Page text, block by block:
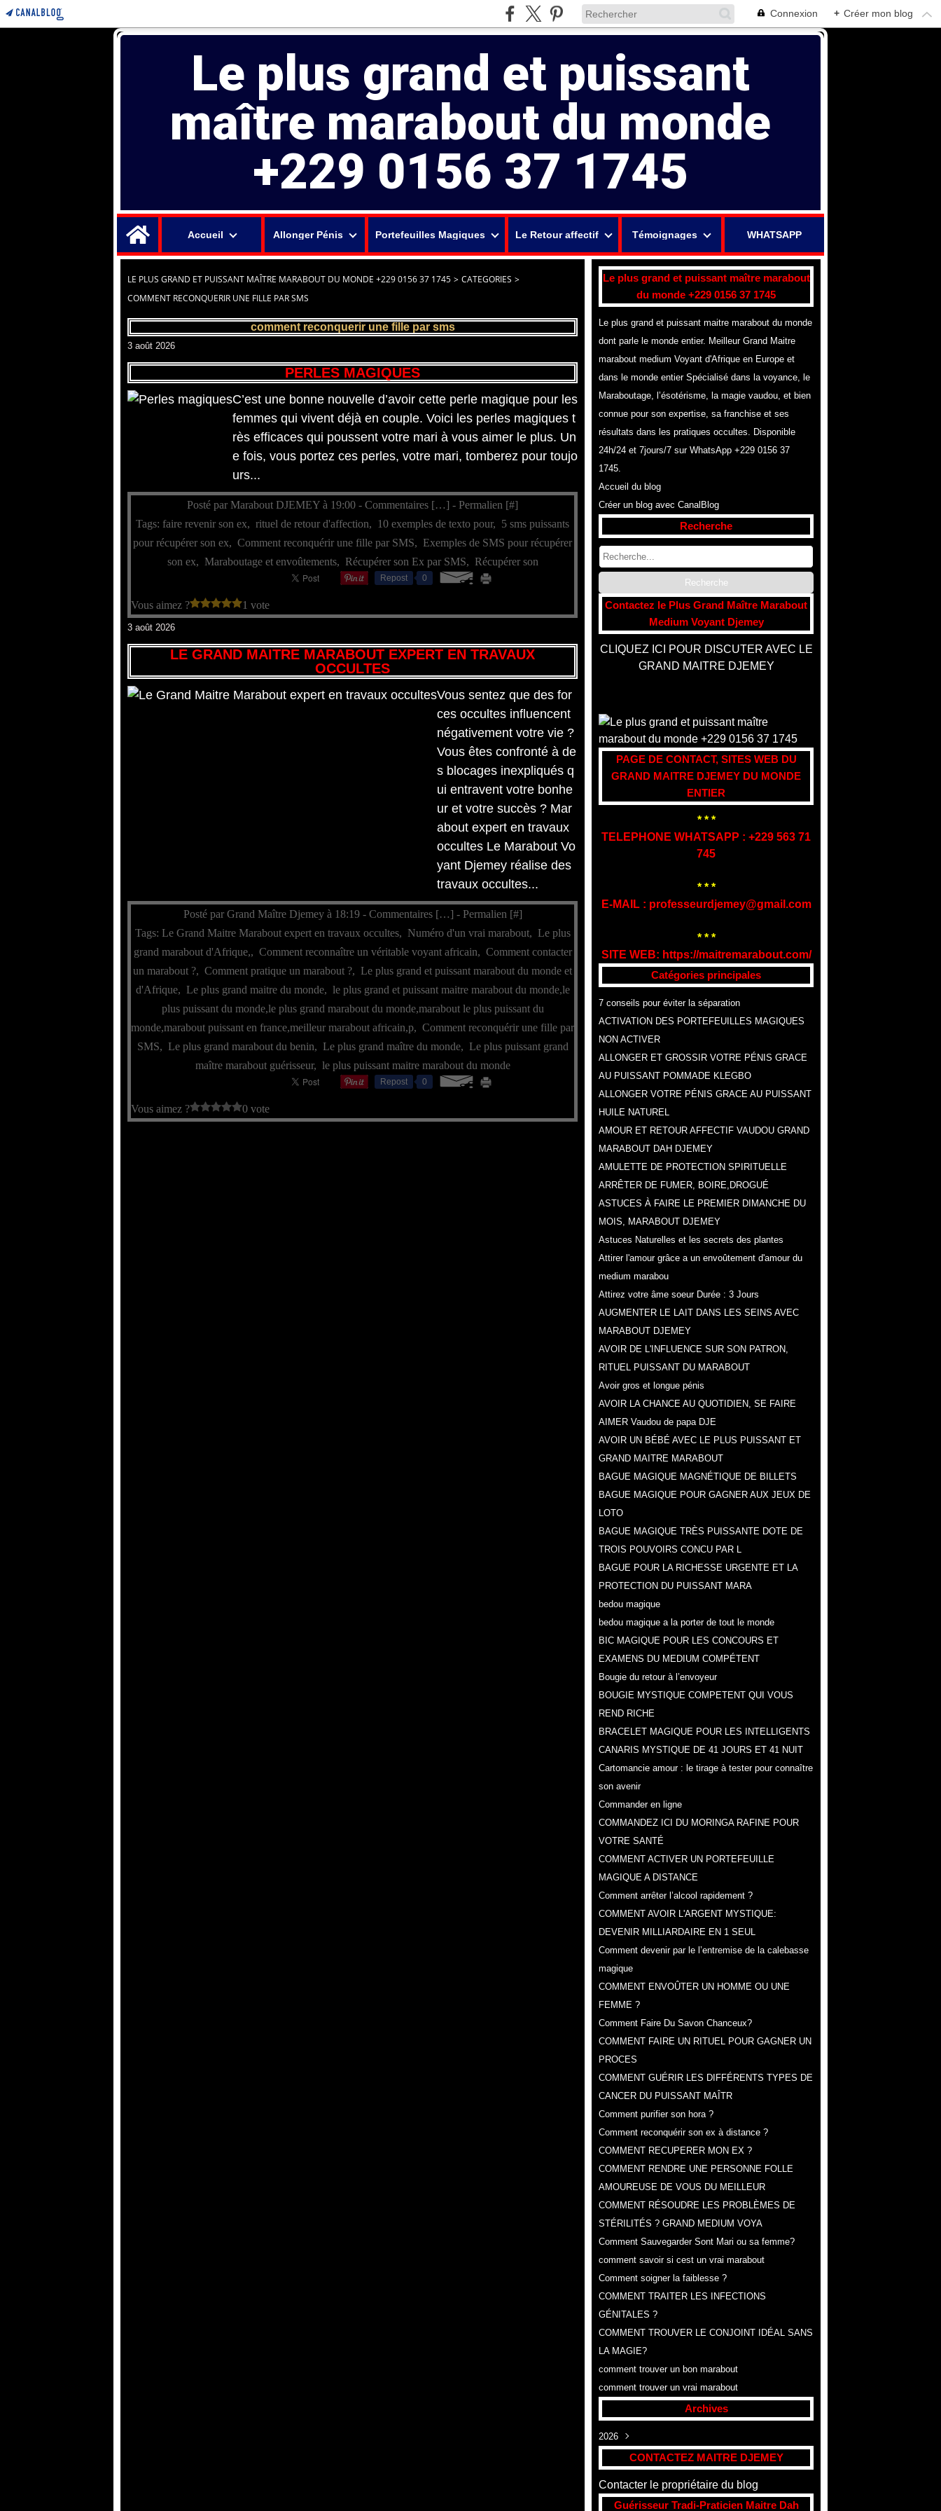
Connexion + Créer mon blog
Le plus grand et puissant
maître marabout du monde
+229 0156 37 1745
Accueil
Allonger Pénis Portefeuilles Magiques Le Retour affectif Témoignages WHATSAPP
LE PLUS GRAND ET PUISSANT MAÎTRE MARABOUT DU MONDE +229 0156 37 1745 > CATEGORIES >
COMMENT RECONQUERIR UNE FILLE PAR SMS
comment reconquerir une fille par sms
3 août 2026
PERLES MAGIQUES
C’est une bonne nouvelle d’avoir cette perle magique pour les
femmes qui vivent déjà en couple. Voici les perles magiques t
rès efficaces qui poussent votre mari à vous aimer le plus. Un
e fois, vous portez ces perles, votre mari, tomberez pour toujo
urs...
Posté par Marabout DJEMEY à 19:00 -Commentaires […] - Permalien [#]
Tags: faire revenir son ex,rituel de retour d'affection, 10 exemples de texto pour, 5 sms puissants
pour récupérer son ex,Comment reconquérir une fille par SMS,Exemples de SMS pour récupérer
son ex, Maraboutage et envoûtements, Récupérer son Ex par SMS, Récupérer son
Repost 0
Vous aimez ? 1 vote
3 août 2026
LE GRAND MAITRE MARABOUT EXPERT EN TRAVAUX
OCCULTES
Vous sentez que des for
ces occultes influencent
négativement votre vie ?
Vous êtes confronté à de
s blocages inexpliqués q
ui entravent votre bonhe
ur et votre succès ? Mar
about expert en travaux
occultes Le Marabout Vo
yant Djemey réalise des
travaux occultes...
Posté par Grand Maître Djemey à 18:19 - Commentaires […] - Permalien [#]
Tags: Le Grand Maitre Marabout expert en travaux occultes, Numéro d'un vrai marabout, Le plus
grand marabout d'Afrique,, Comment reconnaître un véritable voyant africain, Comment contacter
un marabout ?,Comment pratique un marabout ?,Le plus grand et puissant marabout du monde et
d'Afrique, Le plus grand maitre du monde, le plus grand et puissant maitre marabout du monde,le
plus puissant du monde,le plus grand marabout du monde,marabout le plus puissant du
monde,marabout puissant en france,meilleur marabout africain,p,Comment reconquérir une fille par
SMS, Le plus grand marabout du benin, Le plus grand maître du monde, Le plus puissant grand
maître marabout guérisseur, le plus puissant maitre marabout du monde
Repost 0
Vous aimez ? 0 vote
Le plus grand et puissant maître marabout
du monde +229 0156 37 1745
Le plus grand et puissant maitre marabout du monde
dont parle le monde entier. Meilleur Grand Maitre
marabout medium Voyant d'Afrique en Europe et
dans le monde entier Spécialisé dans la voyance, le
Maraboutage, l’ésotérisme, la magie vaudou, et bien
connue pour son expertise, sa franchise et ses
résultats dans les pratiques occultes. Disponible
24h/24 et 7jours/7 sur WhatsApp +229 0156 37
1745.
Accueil du blog
Créer un blog avec CanalBlog
Recherche
Contactez le Plus Grand Maître Marabout
Medium Voyant Djemey
CLIQUEZ ICI POUR DISCUTER AVEC LE
GRAND MAITRE DJEMEY
PAGE DE CONTACT, SITES WEB DU
GRAND MAITRE DJEMEY DU MONDE
ENTIER
* * *
TELEPHONE WHATSAPP : +229 563 71
745
* * *
E-MAIL : professeurdjemey@gmail.com
* * *
SITE WEB: https://maitremarabout.com/
Catégories principales
7 conseils pour éviter la séparation
ACTIVATION DES PORTEFEUILLES MAGIQUES
NON ACTIVER
ALLONGER ET GROSSIR VOTRE PÉNIS GRACE
AU PUISSANT POMMADE KLEGBO
ALLONGER VOTRE PÉNIS GRACE AU PUISSANT
HUILE NATUREL
AMOUR ET RETOUR AFFECTIF VAUDOU GRAND
MARABOUT DAH DJEMEY
AMULETTE DE PROTECTION SPIRITUELLE
ARRÊTER DE FUMER, BOIRE,DROGUÉ
ASTUCES À FAIRE LE PREMIER DIMANCHE DU
MOIS, MARABOUT DJEMEY
Astuces Naturelles et les secrets des plantes
Attirer l'amour grâce a un envoûtement d'amour du
medium marabou
Attirez votre âme soeur Durée : 3 Jours
AUGMENTER LE LAIT DANS LES SEINS AVEC
MARABOUT DJEMEY
AVOIR DE L'INFLUENCE SUR SON PATRON,
RITUEL PUISSANT DU MARABOUT
Avoir gros et longue pénis
AVOIR LA CHANCE AU QUOTIDIEN, SE FAIRE
AIMER Vaudou de papa DJE
AVOIR UN BÉBÉ AVEC LE PLUS PUISSANT ET
GRAND MAITRE MARABOUT
BAGUE MAGIQUE MAGNÉTIQUE DE BILLETS
BAGUE MAGIQUE POUR GAGNER AUX JEUX DE
LOTO
BAGUE MAGIQUE TRÈS PUISSANTE DOTE DE
TROIS POUVOIRS CONCU PAR L
BAGUE POUR LA RICHESSE URGENTE ET LA
PROTECTION DU PUISSANT MARA
bedou magique
bedou magique a la porter de tout le monde
BIC MAGIQUE POUR LES CONCOURS ET
EXAMENS DU MEDIUM COMPÉTENT
Bougie du retour à l’envoyeur
BOUGIE MYSTIQUE COMPETENT QUI VOUS
REND RICHE
BRACELET MAGIQUE POUR LES INTELLIGENTS
CANARIS MYSTIQUE DE 41 JOURS ET 41 NUIT
Cartomancie amour : le tirage à tester pour connaître
son avenir
Commander en ligne
COMMANDEZ ICI DU MORINGA RAFINE POUR
VOTRE SANTÉ
COMMENT ACTIVER UN PORTEFEUILLE
MAGIQUE A DISTANCE
Comment arrêter l’alcool rapidement ?
COMMENT AVOIR L'ARGENT MYSTIQUE:
DEVENIR MILLIARDAIRE EN 1 SEUL
Comment devenir par le l’entremise de la calebasse
magique
COMMENT ENVOÛTER UN HOMME OU UNE
FEMME ?
Comment Faire Du Savon Chanceux?
COMMENT FAIRE UN RITUEL POUR GAGNER UN
PROCES
​COMMENT GUÉRIR LES DIFFÉRENTS TYPES DE
CANCER DU PUISSANT MAÎTR
Comment purifier son hora ?
Comment reconquérir son ex à distance ?
COMMENT RECUPERER MON EX ?
COMMENT RENDRE UNE PERSONNE FOLLE
AMOUREUSE DE VOUS DU MEILLEUR
COMMENT RÉSOUDRE LES PROBLÈMES DE
STÉRILITÉS ? GRAND MEDIUM VOYA
Comment Sauvegarder Sont Mari ou sa femme?
comment savoir si cest un vrai marabout
Comment soigner la faiblesse ?
COMMENT TRAITER LES INFECTIONS
GÉNITALES ?
COMMENT TROUVER LE CONJOINT IDÉAL SANS
LA MAGIE?
comment trouver un bon marabout
comment trouver un vrai marabout
Archives
2026
Août(307)
CONTACTEZ MAITRE DJEMEY
Contacter le propriétaire du blog
Guérisseur Tradi-Praticien Maitre Dah